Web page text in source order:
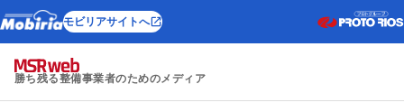
モビリアサイトへ
勝ち残る整備事業者のためのメディア